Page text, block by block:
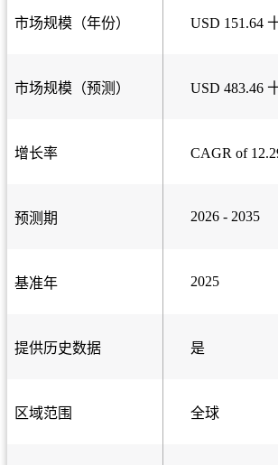
市场规模（年份） USD 151.64
市场规模（预测） USD 483.46
增长率 CAGR of
预测期 2026 - 2035
基准年 2025
提供历史数据 是
区域范围 全球